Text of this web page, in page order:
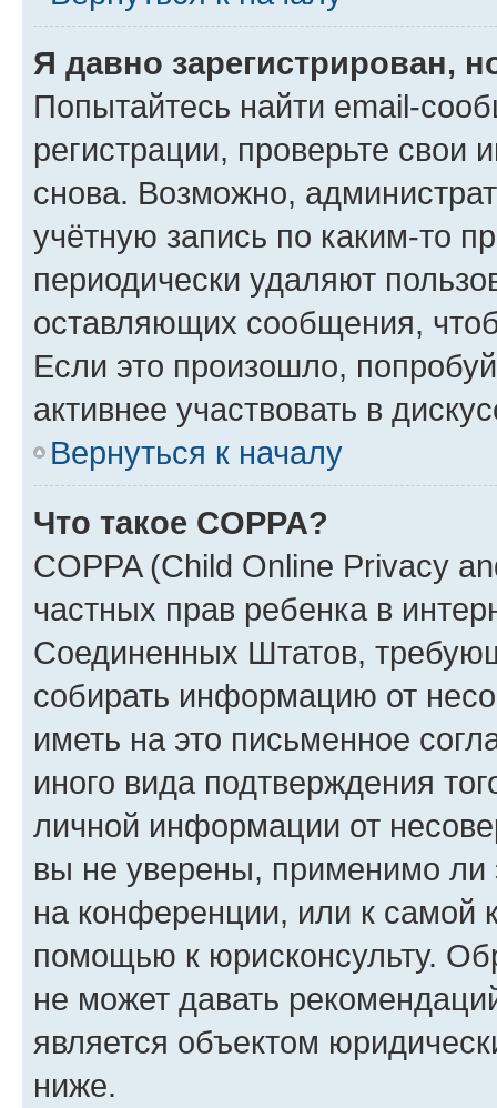
Я давно зарегистрирован,
Попытайтесь найти email-
регистрации, проверьте свои
снова. Возможно,
учётную запись по каким-то
периодически удаляют
оставляющих сообщения,
Если это произошло,
активнее участвовать в
Вернуться к началу
Что такое COPPA?
COPPA (Child Online Privacy
частных прав ребенка в
Соединенных Штатов,
собирать информацию от
иметь на это письменное
иного вида подтверждения
личной информации от
вы не уверены, применимо ли
на конференции, или к самой
помощью к юрисконсульту.
не может давать
является объектом
ниже.